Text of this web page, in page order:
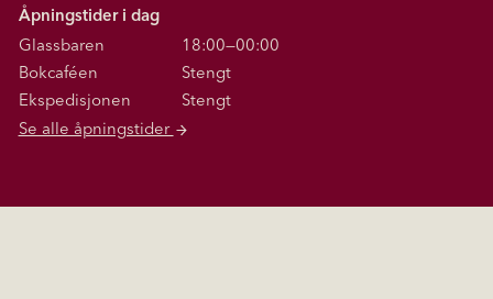
Åpningstider i dag
Glassbaren
18:00—00:00
Bokcaféen
Stengt
Ekspedisjonen
Stengt
Se alle åpningstider